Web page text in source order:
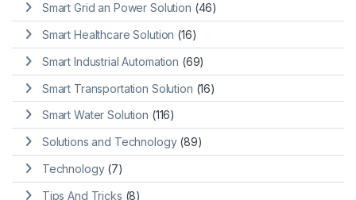
Smart Grid an Power Solution (46)
Smart Healthcare Solution (16)
Smart Industrial Automation (69)
Smart Transportation Solution (16)
Smart Water Solution (116)
Solutions and Technology(89)
Technology(7)
Tips And Tricks (8)